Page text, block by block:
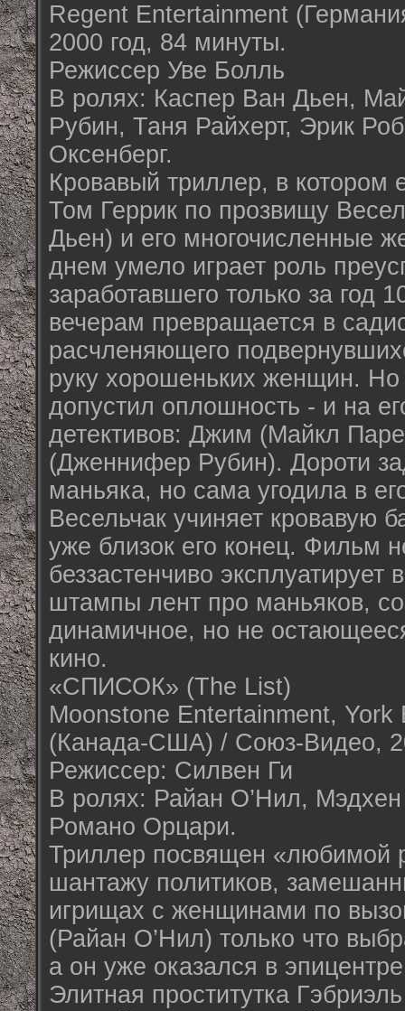
Regent Entertainment
2000 год, 84 минуты.
Режиссер Уве Болль
В ролях: Каспер Ван Дьен,
Рубин, Таня Райхерт, Эрик
Оксенберг.
Кровавый триллер, в котором
Том Геррик по прозвищу
Дьен) и его многочисленные
днем умело играет роль
заработавшего только за год
вечерам превращается в
расчленяющего
руку хорошеньких женщин.
допустил оплошность - и на
детективов: Джим (Майкл
(Дженнифер Рубин). Дороти
маньяка, но сама угодила в
Весельчак учиняет кровавую
уже близок его конец. Фильм
беззастенчиво эксплуатирует
штампы лент про маньяков,
динамичное, но не
кино.
«СПИСОК» (The List)
Moonstone Entertainment, York
(Канада-США) / Cоюз-Видео,
Режиссер: Силвен Ги
В ролях: Райан О’Нил,
Романо Орцари.
Триллер посвящен «любимой
шантажу политиков,
игрищах с женщинами по
(Райан О’Нил) только что
а он уже оказался в
Элитная проститутка